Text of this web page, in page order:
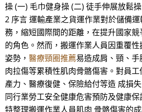
操 (一) 毛巾健身操 (二) 徒手伸展放鬆
2 序言 運輸產業之貨運作業對於儲備
務，縮短國際間的距離，在提升國家
的角色。然而，搬運作業人員因重覆
姿勢， 醫療頸圈推薦易造成肩、頸、
肉拉傷等累積性肌肉骨骼傷害。對員
產力、醫療復健、保險給付等造 成損
同行業勞工安全健康危害預防及健康保
特整理搬運作業人員肌肉 骨骼傷害的